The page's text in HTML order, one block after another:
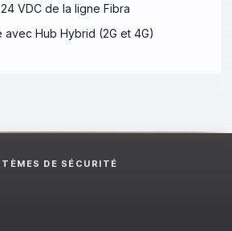
VDC de la ligne Fibra
avec Hub Hybrid (2G et 4G)
DE SÉCURITÉ